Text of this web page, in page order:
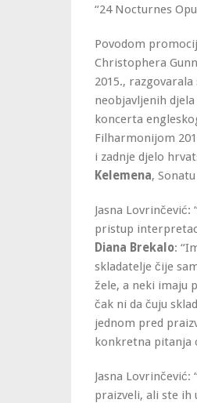
“24 Nocturnes
Povodom
Christophera
2015.,
neobjavljenih
koncerta
Filharmonijom
i zadnje djelo
Kelemena,
Jasna
pristup
Diana Brekalo:
skladatelje čije
žele, a neki imaju
čak ni da čuju
jednom pred
konkretna pitanja
Jasna
praizveli, ali ste